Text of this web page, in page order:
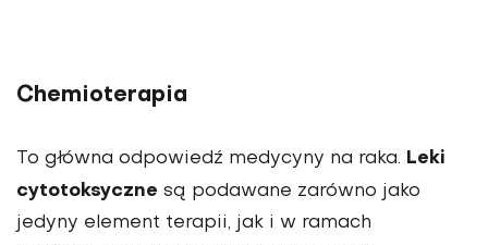
Chemioterapia
To główna odpowiedź medycyny na raka. Leki
cytotoksyczne są podawane zarówno jako
jedyny element terapii, jak i w ramach